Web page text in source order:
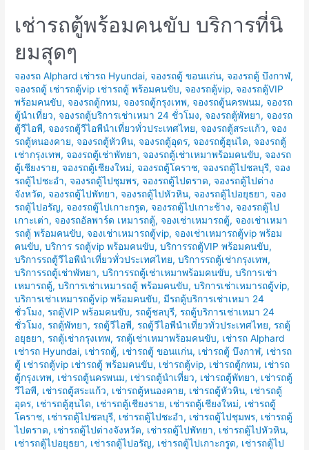
เช่ารถตู้พร้อมคนขับ บริการที่นิ
ยมสุดๆ
จองรถ Alphard เช่ารถ Hyundai,จองรถตู้ ขอนแก่น,จองรถตู้ บึงกาฬ,
จองรถตู้ เช่ารถตู้vip เช่ารถตู้ พร้อมคนขับ,จองรถตู้vip,จองรถตู้VIP
พร้อมคนขับ,จองรถตู้กทม,จองรถตู้กรุงเทพ,จองรถตู้นครพนม,จองรถ
ตู้นำเที่ยว,จองรถตู้บริการเช่าเหมา 24 ชั่วโมง,จองรถตู้พัทยา,จองรถ
ตู้วีไอพี,จองรถตู้วีไอพีนำเที่ยวทั่วประเทศไทย,จองรถตู้สระแก้ว,จอง
รถตู้หนองคาย,จองรถตู้หัวหิน,จองรถตู้อุดร,จองรถตู้ฮุนได,จองรถตู้
เช่ากรุงเทพ,จองรถตู้เช่าพัทยา,จองรถตู้เช่าเหมาพร้อมคนขับ,จองรถ
ตู้เชียงราย,จองรถตู้เชียงใหม่,จองรถตู้โคราช,จองรถตู้ไปชลบุรี,จอง
รถตู้ไปชะอำ,จองรถตู้ไปชุมพร,จองรถตู้ไปตราด,จองรถตู้ไปต่าง
จังหวัด,จองรถตู้ไปพัทยา,จองรถตู้ไปหัวหิน,จองรถตู้ไปอยุธยา,จอง
รถตู้ไปอรัญ,จองรถตู้ไปเกาะกรูด,จองรถตู้ไปเกาะช้าง,จองรถตู้ไป
เกาะเต่า,จองรถอัลพาร์ด เหมารถตู้,จองเช่าเหมารถตู้,จองเช่าเหมา
รถตู้ พร้อมคนขับ,จองเช่าเหมารถตู้vip,จองเช่าเหมารถตู้vip พร้อม
คนขับ,บริการ รถตู้vip พร้อมคนขับ,บริการรถตู้VIP พร้อมคนขับ,
บริการรถตู้วีไอพีนำเที่ยวทั่วประเทศไทย,บริการรถตู้เช่ากรุงเทพ,
บริการรถตู้เช่าพัทยา,บริการรถตู้เช่าเหมาพร้อมคนขับ,บริการเช่า
เหมารถตู้,บริการเช่าเหมารถตู้ พร้อมคนขับ,บริการเช่าเหมารถตู้vip,
บริการเช่าเหมารถตู้vip พร้อมคนขับ,มีรถตู้บริการเช่าเหมา 24
ชั่วโมง,รถตู้VIP พร้อมคนขับ,รถตู้ชลบุรี,รถตู้บริการเช่าเหมา 24
ชั่วโมง,รถตู้พัทยา,รถตู้วีไอพี,รถตู้วีไอพีนำเที่ยวทั่วประเทศไทย,รถตู้
อยุธยา,รถตู้เช่ากรุงเทพ,รถตู้เช่าเหมาพร้อมคนขับ, เช่ารถ Alphard
เช่ารถ Hyundai, เช่ารถตู้, เช่ารถตู้ ขอนแก่น, เช่ารถตู้ บึงกาฬ, เช่ารถ
ตู้ เช่ารถตู้vip เช่ารถตู้ พร้อมคนขับ, เช่ารถตู้vip, เช่ารถตู้กทม, เช่ารถ
ตู้กรุงเทพ, เช่ารถตู้นครพนม, เช่ารถตู้นำเที่ยว, เช่ารถตู้พัทยา, เช่ารถตู้
วีไอพี, เช่ารถตู้สระแก้ว, เช่ารถตู้หนองคาย, เช่ารถตู้หัวหิน, เช่ารถตู้
อุดร, เช่ารถตู้ฮุนได, เช่ารถตู้เชียงราย, เช่ารถตู้เชียงใหม่, เช่ารถตู้
โคราช, เช่ารถตู้ไปชลบุรี, เช่ารถตู้ไปชะอำ, เช่ารถตู้ไปชุมพร, เช่ารถตู้
ไปตราด, เช่ารถตู้ไปต่างจังหวัด, เช่ารถตู้ไปพัทยา, เช่ารถตู้ไปหัวหิน,
เช่ารถตู้ไปอยุธยา, เช่ารถตู้ไปอรัญ, เช่ารถตู้ไปเกาะกรูด, เช่ารถตู้ไป